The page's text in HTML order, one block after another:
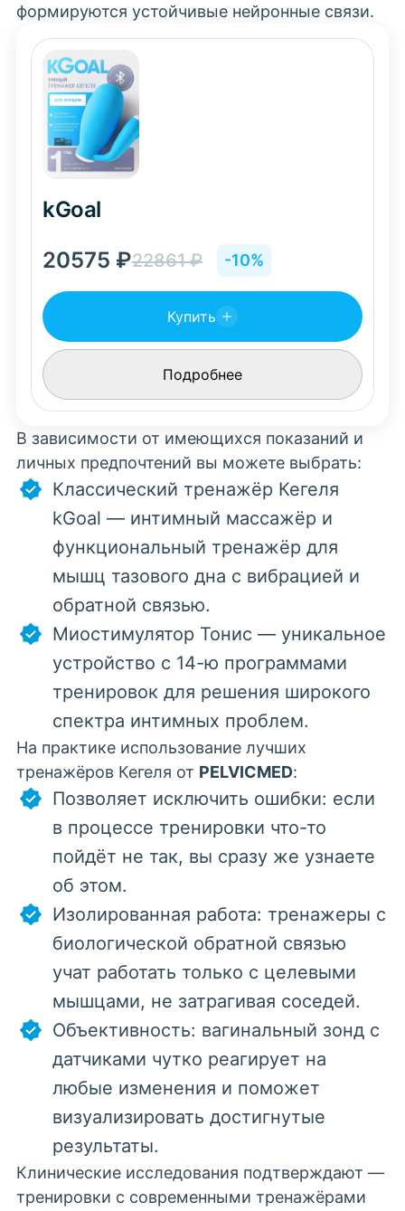
формируются устойчивые нейронные связи.
kGoal
20575 ₽22861₽ -10%
Купить
Подробнее
В зависимости от имеющихся показаний и
личных предпочтений вы можете выбрать:
Классический тренажёр Кегеля
kGoal — интимный массажёр и
функциональный тренажёр для
мышц тазового дна с вибрацией и
обратной связью.
Миостимулятор Тонис — уникальное
устройство с 14-ю программами
тренировок для решения широкого
спектра интимных проблем.
На практике использование лучших
тренажёров Кегеля от PELVICMED:
Позволяет исключить ошибки: если
в процессе тренировки что-то
пойдёт не так, вы сразу же узнаете
об этом.
Изолированная работа: тренажеры с
биологической обратной связью
учат работать только с целевыми
мышцами, не затрагивая соседей.
Объективность: вагинальный зонд с
датчиками чутко реагирует на
любые изменения и поможет
визуализировать достигнутые
результаты.
Клинические исследования подтверждают —
тренировки с современными тренажёрами